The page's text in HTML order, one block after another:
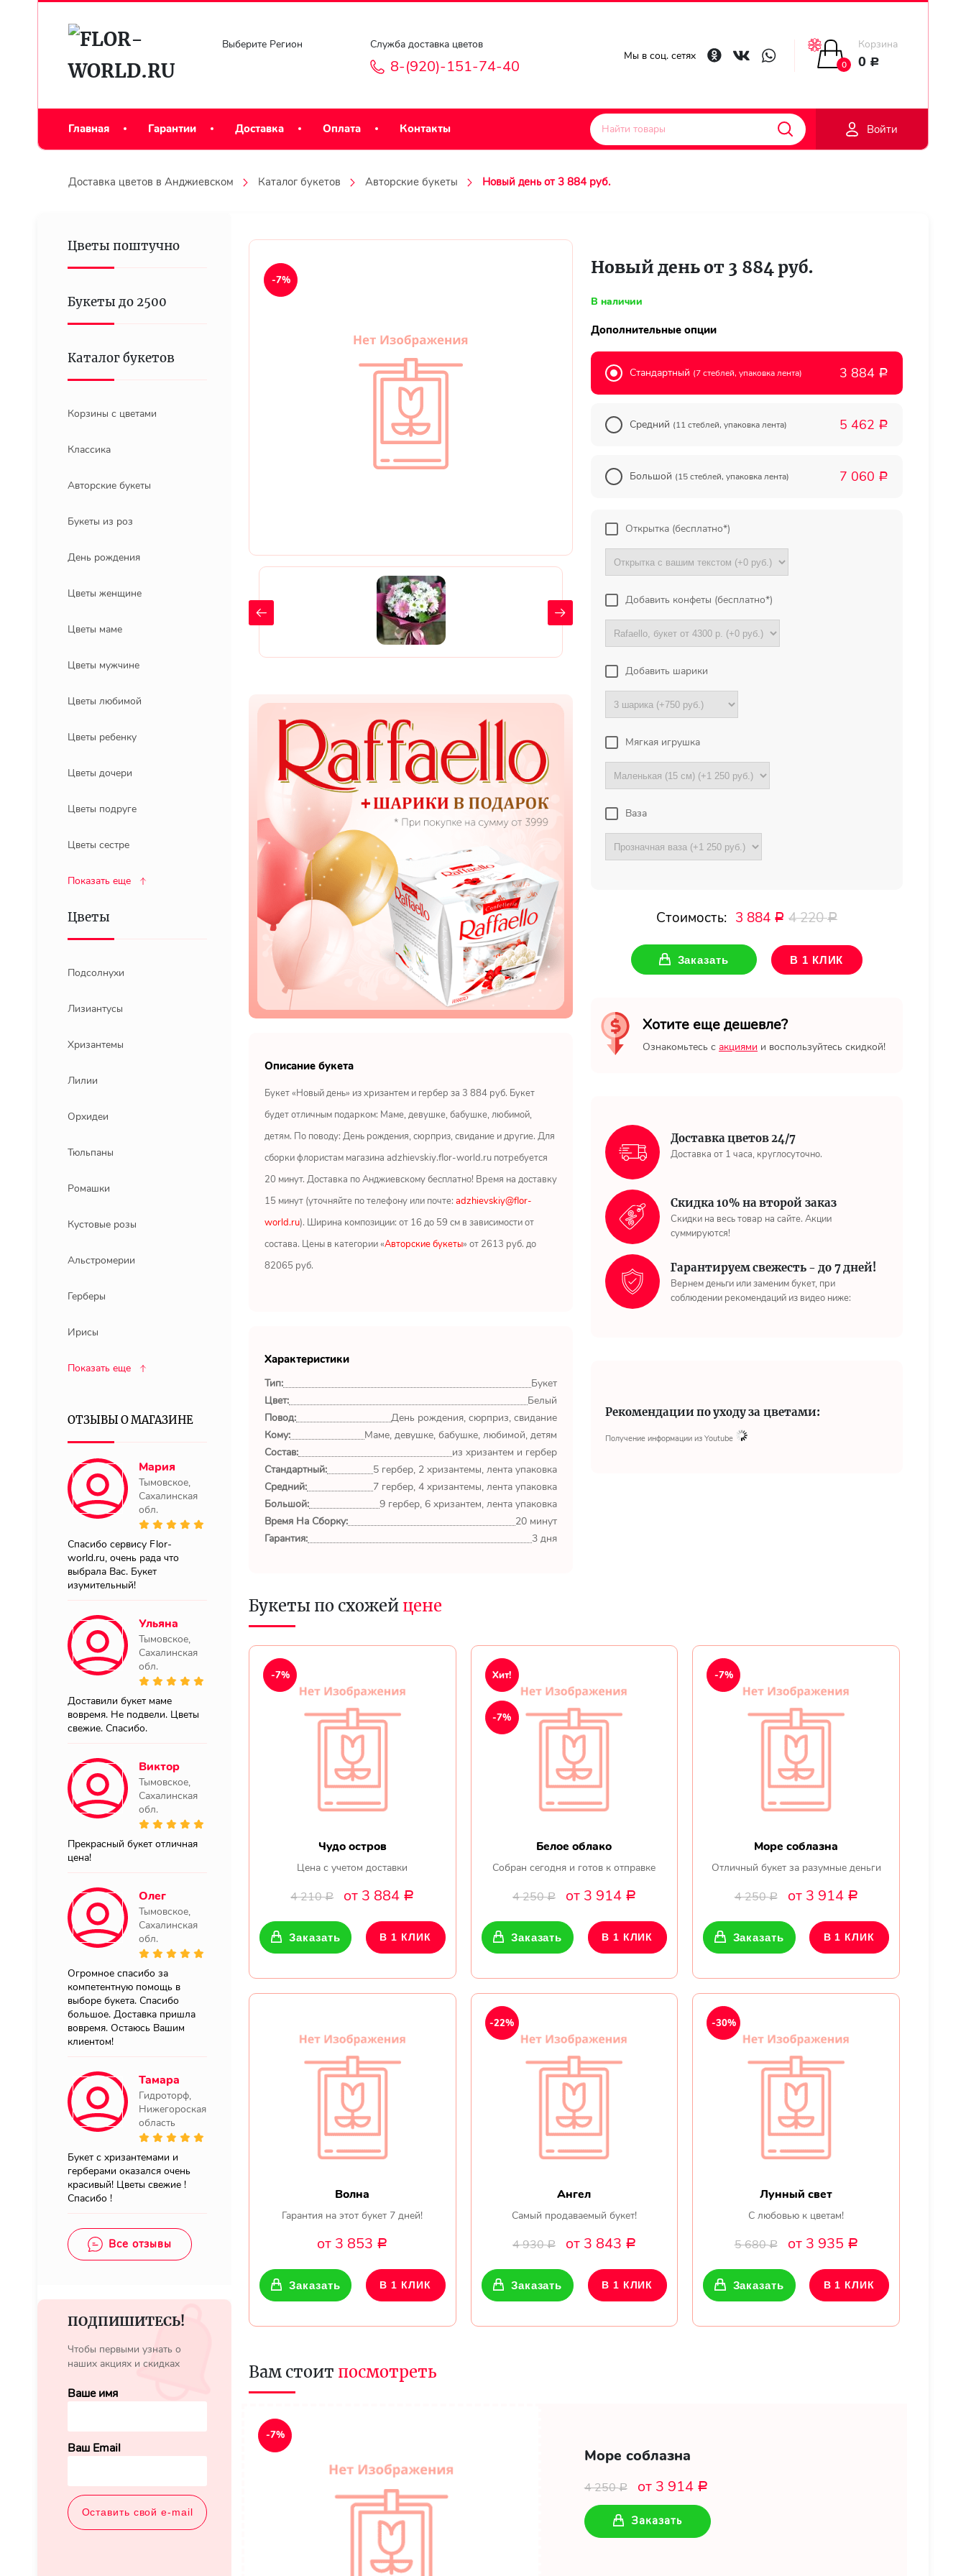
Доставка
Выберите Регион Служба доставка цветов
8-(920)-151-74-40
Мы в соц. сетях
0
Корзина
0 Р
Главная Гарантии Доставка Оплата Контакты Войти
Доставка цветов в Анджиевском Каталог букетов Авторские букеты Новый день от 3 884 руб.
Цветы поштучно
Букеты до 2500
Каталог букетов
Корзины с цветами
Классика
Авторские букеты
Букеты из роз
День рождения
Цветы женщине
Цветы маме
Цветы мужчине
Цветы любимой
Цветы ребенку
Цветы дочери
Цветы подруге
Цветы сестре
Показать еще
Цветы
Подсолнухи
Лизиантусы
Хризантемы
Лилии
Орхидеи
Тюльпаны
Ромашки
Кустовые розы
Альстромерии
Герберы
Ирисы
Показать еще
ОТЗЫВЫ О МАГАЗИНЕ
Мария
Тымовское,
Сахалинская
обл.
Спасибо сервису Flor-
world.ru, очень рада что
выбрала Вас. Букет
изумительный!
Ульяна
Тымовское,
Сахалинская
обл.
Доставили букет маме
вовремя. Не подвели. Цветы
свежие. Спасибо.
Виктор
Тымовское,
Сахалинская
обл.
Прекрасный букет отличная
цена!
Олег
Тымовское,
Сахалинская
обл.
Огромное спасибо за
компетентную помощь в
выборе букета. Спасибо
большое. Доставка пришла
вовремя. Остаюсь Вашим
клиентом!
Тамара
Гидроторф,
Нижегороская
область
Букет с хризантемами и
герберами оказался очень
красивый! Цветы свежие !
Спасибо !
Все отзывы
ПОДПИШИТЕСЬ!
Чтобы первыми узнать о
наших акциях и скидках
Ваше имя
Ваш Email
-7%
Описание букета
Букет «Новый день» из хризантем и гербер за 3 884 руб. Букет
будет отличным подарком: Маме, девушке, бабушке, любимой,
детям. По поводу: День рождения, сюрприз, свидание и другие. Для
сборки флористам магазина adzhievskiy.flor-world.ru потребуется
20 минут. Доставка по Анджиевскому бесплатно! Время на доставку
15 минут (уточняйте по телефону или почте: adzhievskiy@flor-
world.ru). Ширина композиции: от 16 до 59 см в зависимости от
состава. Цены в категории «Авторские букеты» от 2613 руб. до
82065 руб.
Характеристики
Тип:
Букет
Цвет:
Белый
Повод:
День рождения, сюрприз, свидание
Кому:
Маме, девушке, бабушке, любимой, детям
Состав:
из хризантем и гербер
Стандартный:
5 гербер, 2 хризантемы, лента упаковка
Средний:
7 гербер, 4 хризантемы, лента упаковка
Большой:
9 гербер, 6 хризантем, лента упаковка
Время На Сборку:
20 минут
Гарантия:
3 дня
Новый день от 3 884 руб.
В наличии
Дополнительные опции
Стандартный (7 стеблей, упаковка лента) 3 884 Р
Средний (11 стеблей, упаковка лента) 5 462 Р
Большой (15 стеблей, упаковка лента) 7 060 Р
Открытка (бесплатно*)
Добавить конфеты (бесплатно*)
Добавить шарики
Мягкая игрушка
Ваза
Стоимость: 3 884 Р 4 220Р
Заказать В 1 КЛИК
Хотите еще дешевле?
Ознакомьтесь сакциями и воспользуйтесь скидкой!
Доставка цветов 24/7
Доставка от 1 часа, круглосуточно.
Скидка 10% на второй заказ
Скидки на весь товар на сайте. Акции
суммируются!
Гарантируем свежесть - до 7 дней!
Вернем деньги или заменим букет, при
соблюдении рекомендаций из видео ниже:
Рекомендации по уходу за цветами:
Получение информации из Youtube
Букеты по схожей цене
Чудо остров
Цена с учетом доставки
4 210Р от 3 884 Р
-7%
Заказать В 1 КЛИК
Белое облако
Собран сегодня и готов к отправке
4 250Р от 3 914 Р
Хит!
-7%
Заказать В 1 КЛИК
Море соблазна
Отличный букет за разумные деньги
4 250Р от 3 914 Р
-7%
Заказать В 1 КЛИК
Волна
Гарантия на этот букет 7 дней!
от 3 853 Р
Заказать В 1 КЛИК
Ангел
Самый продаваемый букет!
4 930Р от 3 843 Р
-22%
Заказать В 1 КЛИК
Лунный свет
С любовью к цветам!
5 680Р от 3 935 Р
-30%
Заказать В 1 КЛИК
Вам стоит посмотреть
-7%
Море соблазна
4 250Р от 3 914 Р
Заказать